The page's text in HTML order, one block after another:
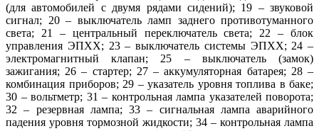
(для автомобилей с двумя рядами сидений); 19 – звуковой
сигнал; 20 – выключатель ламп заднего противотуманного
света; 21 – центральный переключатель света; 22 – блок
управления ЭПХХ; 23 – выключатель системы ЭПХХ; 24 –
электромагнитный клапан; 25 – выключатель (замок)
зажигания; 26 – стартер; 27 – аккумуляторная батарея; 28 –
комбинация приборов; 29 – указатель уровня топлива в баке;
30 – вольтметр; 31 – контрольная лампа указателей поворота;
32 – резервная лампа; 33 – сигнальная лампа аварийного
падения уровня тормозной жидкости; 34 – контрольная лампа